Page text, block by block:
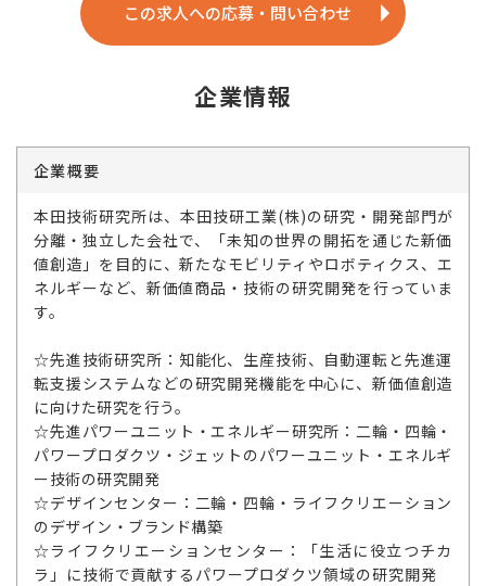
この求人への応募・問い合わせ
企業情報
企業概要
本田技術研究所は、本田技研工業(株)の研究・開発部門が
分離・独立した会社で、「未知の世界の開拓を通じた新価
値創造」を目的に、新たなモビリティやロボティクス、エ
ネルギーなど、新価値商品・技術の研究開発を行っていま
す。
☆先進技術研究所：知能化、生産技術、自動運転と先進運
転支援システムなどの研究開発機能を中心に、新価値創造
に向けた研究を行う。
☆先進パワーユニット・エネルギー研究所：二輪・四輪・
パワープロダクツ・ジェットのパワーユニット・エネルギ
ー技術の研究開発
☆デザインセンター：二輪・四輪・ライフクリエーション
のデザイン・ブランド構築
☆ライフクリエーションセンター：「生活に役立つチカ
ラ」に技術で貢献するパワープロダクツ領域の研究開発